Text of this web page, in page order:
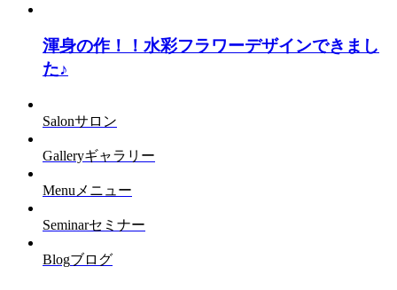
渾身の作！！水彩フラワーデザインできまし
た♪
Salonサロン
Galleryギャラリー
Menu メニュー
Seminarセミナー
Blogブログ